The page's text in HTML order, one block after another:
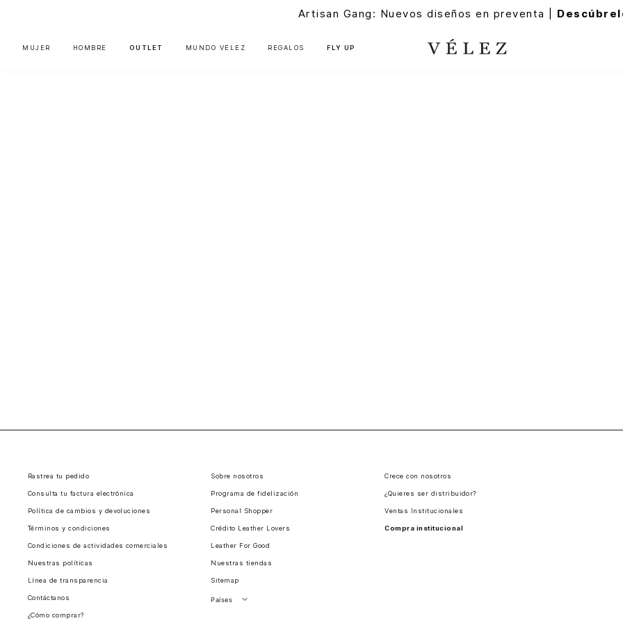
Artisan Gang: Nuevos diseños en preventa |
MUJER HOMBRE OUTLET MUNDO VÉLEZ REGALOS FLY UP
Rastrea tu pedido
Consulta tu factura electrónica
Política de cambios y devoluciones
Términos y condiciones
Condiciones de actividades comerciales
Nuestras políticas
Línea de transparencia
Contáctanos
¿Cómo comprar?
Sobre nosotros
Programa de fidelización
Personal Shopper
Crédito Leather Lovers
Leather For Good
Nuestras tiendas
Sitemap
Países
Crece con nosotros
¿Quieres ser distribuidor?
Ventas Institucionales
Compra institucional